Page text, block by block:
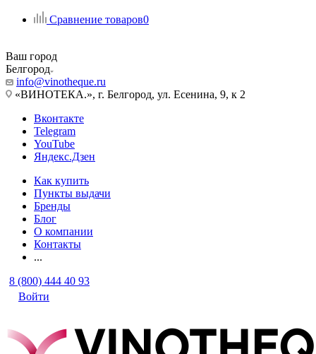
Сравнение товаров0
Ваш город
Белгород
info@vinotheque.ru
«ВИНОТЕКА.», г. Белгород, ул. Есенина, 9, к 2
Вконтакте
Telegram
YouTube
Яндекс.Дзен
Как купить
Пункты выдачи
Бренды
Блог
О компании
Контакты
...
8 (800) 444 40 93
Войти